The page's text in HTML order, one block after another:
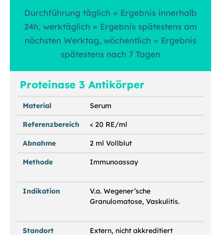
Durchführung täglich = Ergebnis innerhalb
24h, werktäglich = Ergebnis spätestens am
nächsten Werktag, wöchentlich = Ergebnis
spätestens nach 7 Tagen
Proteinase 3 Antikörper
Material Serum
Referenzbereich < 20 RE/ml
Abnahme 2 ml Vollblut
Methode Immunoassay
Indikation
V.a. Wegener’sche
Granulomatose, Vaskulitis.
Standort Extern, nicht akkreditiert